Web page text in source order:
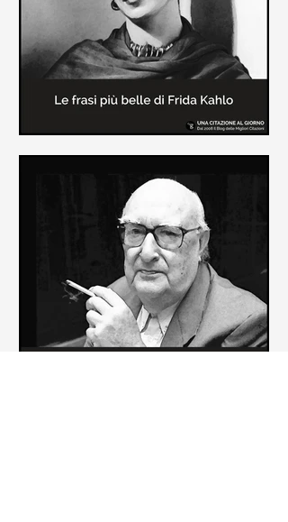
messaggio più significativo: le cose
più importanti della vita (...)
In questa pagina sono raccolte le
frasi più belle di Frida Kahlo
sull'amore e sulla vita.